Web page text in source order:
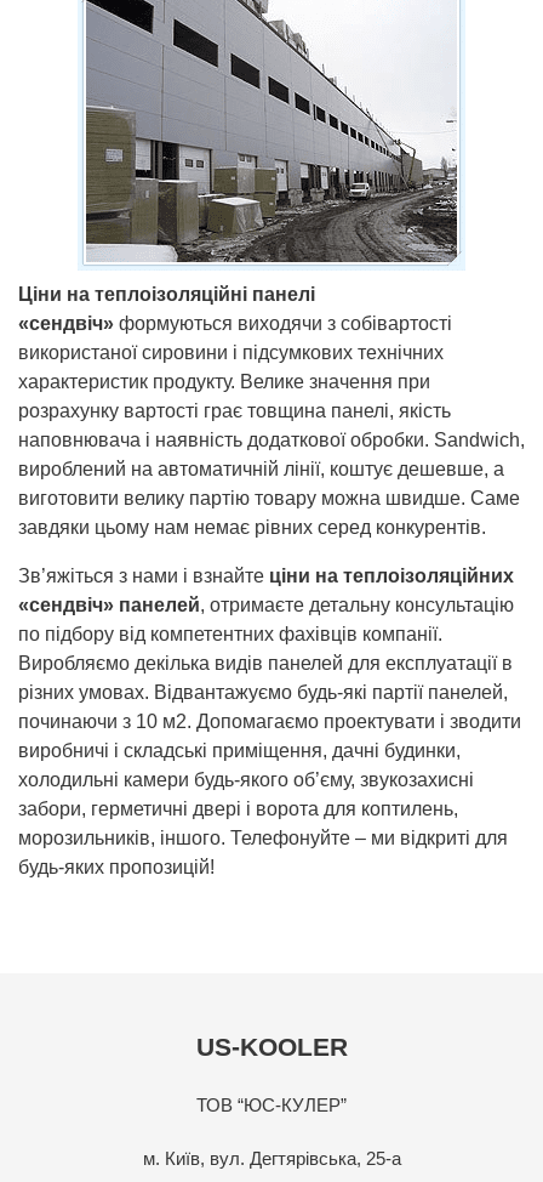
Ціни на теплоізоляційні панелі
«сендвіч» формуються виходячи з собівартості
використаної сировини і підсумкових технічних
характеристик продукту. Велике значення при
розрахунку вартості грає товщина панелі, якість
наповнювача і наявність додаткової обробки. Sandwich,
вироблений на автоматичній лінії, коштує дешевше, а
виготовити велику партію товару можна швидше. Саме
завдяки цьому нам немає рівних серед конкурентів.
Зв’яжіться з нами і взнайте ціни на теплоізоляційних
«сендвіч» панелей, отримаєте детальну консультацію
по підбору від компетентних фахівців компанії.
Виробляємо декілька видів панелей для експлуатації в
різних умовах. Відвантажуємо будь-які партії панелей,
починаючи з 10 м2. Допомагаємо проектувати і зводити
виробничі і складські приміщення, дачні будинки,
холодильні камери будь-якого об’єму, звукозахисні
забори, герметичні двері і ворота для коптилень,
морозильників, іншого. Телефонуйте – ми відкриті для
будь-яких пропозицій!
US-KOOLER
ТОВ “ЮС-КУЛЕР”
м. Київ, вул. Дегтярівська, 25-а